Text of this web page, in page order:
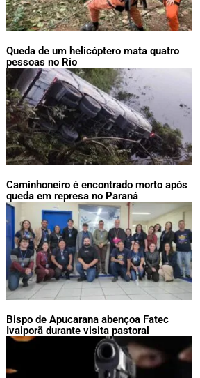
Queda de um helicóptero mata quatro
pessoas no Rio
Caminhoneiro é encontrado morto após
queda em represa no Paraná
Bispo de Apucarana abençoa Fatec
Ivaiporã durante visita pastoral